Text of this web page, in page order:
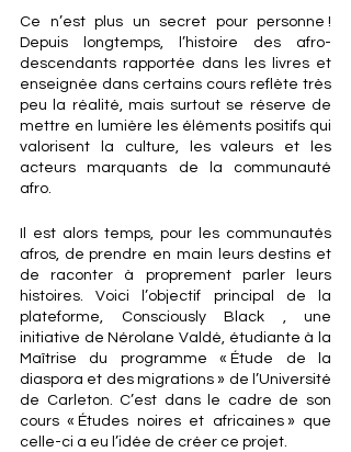
Ce n’est plus un secret pour personne !
Depuis longtemps, l’histoire des afro-
descendants rapportée dans les livres et
enseignée dans certains cours reflète très
peu la réalité, mais surtout se réserve de
mettre en lumière les éléments positifs qui
valorisent la culture, les valeurs et les
acteurs marquants de la communauté
afro.
Il est alors temps, pour les communautés
afros, de prendre en main leurs destins et
de raconter à proprement parler leurs
histoires. Voici l’objectif principal de la
plateforme, Consciously Black , une
initiative de Nérolane Valdé, étudiante à la
Maîtrise du programme « Étude de la
diaspora et des migrations » de l’Université
de Carleton. C’est dans le cadre de son
cours « Études noires et africaines » que
celle-ci a eu l’idée de créer ce projet.